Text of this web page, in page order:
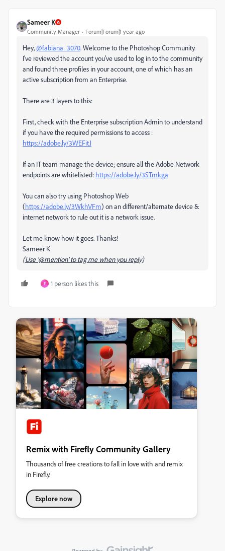
Sameer K
Community Manager Forum|Forum|1 year ago
Hey,@fabiana_3070. Welcome to the Photoshop Community.
I've reviewed the account you've used to log in to the community
and found three profiles in your account, one of which has an
active subscription from an Enterprise.
There are 3 layers to this:
First, check with the Enterprise subscription Admin to understand
if you have the required permissions to access :
https://adobe.ly/3WEFitJ
If an IT team manage the device; ensure all the Adobe Network
endpoints are whitelisted: https://adobe.ly/3STmkga
You can also try using Photoshop Web
(https://adobe.ly/3WkhVFm) on an different/alternate device &
internet network to rule out it is a network issue.
Let me know how it goes. Thanks!
Sameer K
(Use '@mention' to tag me when you reply)
F 1 person likes this
Remix with Firefly Community Gallery
Thousands of free creations to fall in love with and remix
in Firefly.
Explore now